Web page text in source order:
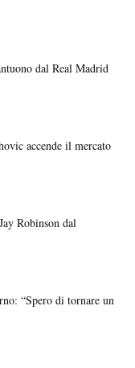
dal Real Madrid
accende il mercato
Robinson dal
“Spero di tornare un